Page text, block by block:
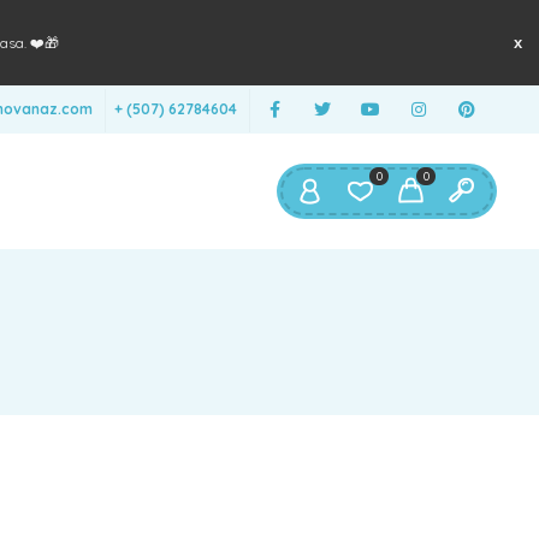
❤️🎁
+ (507) 62784604
0
0